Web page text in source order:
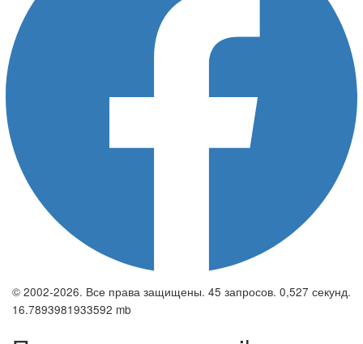
© 2002-2026. Все права защищены. 45 запросов. 0,527 секунд.
16.7893981933592 mb